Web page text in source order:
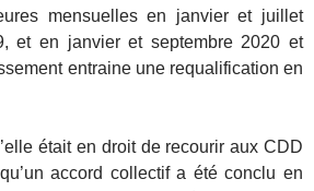
mensuelles en janvier et juillet
et en janvier et septembre 2020 et
entraine une requalification en
était en droit de recourir aux CDD
accord collectif a été conclu en